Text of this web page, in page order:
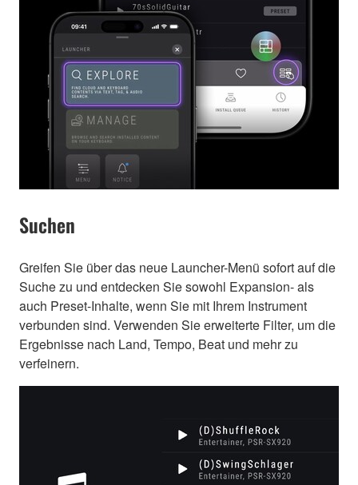
Suchen
Greifen Sie über das neue Launcher-Menü sofort auf die
Suche zu und entdecken Sie sowohl Expansion- als
auch Preset-Inhalte, wenn Sie mit Ihrem Instrument
verbunden sind. Verwenden Sie erweiterte Filter, um die
Ergebnisse nach Land, Tempo, Beat und mehr zu
verfeinern.